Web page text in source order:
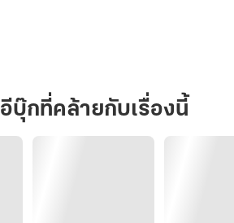
เตียง
เป็น...
อีบุ๊กที่คล้ายกับเรื่องนี้